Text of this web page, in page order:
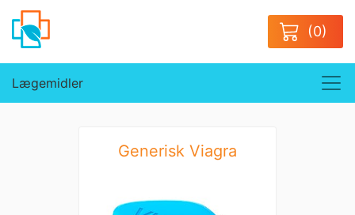
(0)
Lægemidler
Generisk Viagra